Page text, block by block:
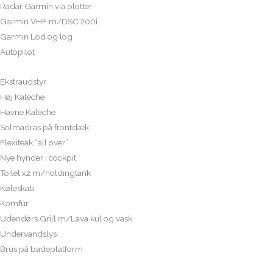
Radar Garmin via plotter
Garmin VHF m/DSC 200i
Garmin Lod og log
Autopilot
Ekstraudstyr
Høj Kaleche
Havne Kaleche
Solmadras på frontdæk
Flexiteak “all over”
Nye hynder i cockpit
Toilet x2 m/holdingtank
Køleskab
Komfur
Udendørs Grill m/Lava kul og vask
Undervandslys
Brus på badeplatform